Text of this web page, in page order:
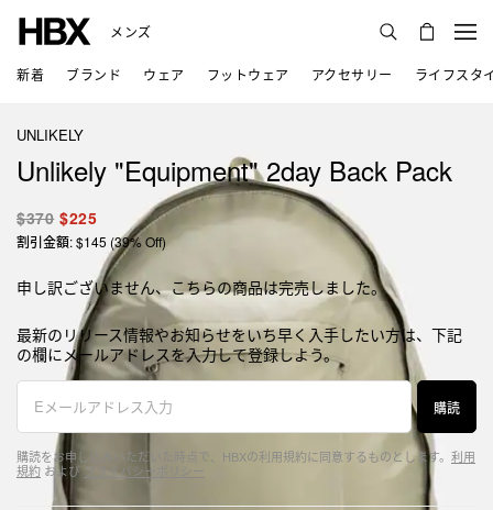
メンズ
新着 ブランド ウェア フットウェア アクセサリー ライフスタ
UNLIKELY
Unlikely "Equipment" 2day Back Pack
$370 $225
割引金額: $145 (39% Off)
申し訳ございません、こちらの商品は完売しました。
最新のリリース情報やお知らせをいち早く入手したい方は、下記
の欄にメールアドレスを入力して登録しよう。
購読
購読をお申し込みいただいた時点で、HBXの利用規約に同意するものとします。 利用
規約 および プライバシーポリシー